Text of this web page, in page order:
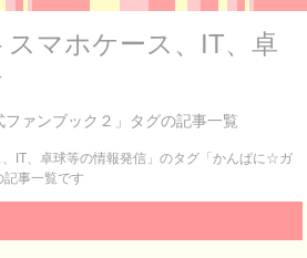
マホケース、IT、卓
ァンブック２」タグの記事一覧
、IT、卓球等の情報発信」のタグ「かんぱに☆ガ
記事一覧です